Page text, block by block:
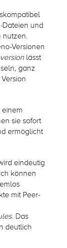
Dateien und
nutzen.
Versionen
lässt
ganz
sie sofort
ermöglicht
eindeutig
können
mit Peer-
. Das
deutlich